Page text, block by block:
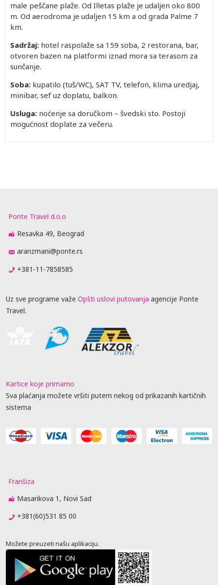
male peščane plaže. Od Illetas plaže je udaljen oko 800
m. Od aerodroma je udaljen 15 km a od grada Palme 7
km.
Sadržaj: hotel raspolaže sa 159 soba, 2 restorana, bar,
otvoren bazen na platformi iznad mora sa terasom za
sunčanje.
Soba: kupatilo (tuš/WC), SAT TV, telefon, klima uredjaj,
minibar, sef uz doplatu, balkon.
Usluga: noćenje sa doručkom – švedski sto. Postoji
mogućnost doplate za večeru.
Ponte Travel d.o.o
Resavka 49, Beograd
aranzmani@ponte.rs
+381-11-7858585
Uz sve programe važe Opšti uslovi putovanja agencije Ponte
Travel.
Kartice koje primamo
Sva plaćanja možete vršiti putem nekog od prikazanih kartičnih
sistema
Franšiza
Masarikova 1, Novi Sad
+381(60)531 85 00
Možete preuzeti našu aplikaciju.